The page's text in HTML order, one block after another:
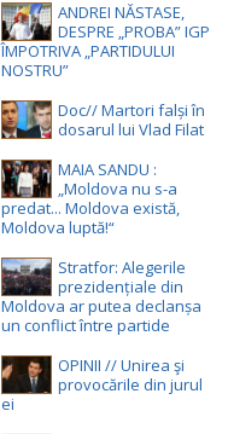
ANDREI NĂSTASE,
DESPRE „PROBA” IGP
ÎMPOTRIVA „PARTIDULUI
NOSTRU”
Doc// Martori falși în
dosarul lui Vlad Filat
MAIA SANDU :
„Moldova nu s-a
predat... Moldova există,
Moldova luptă!“
Stratfor: Alegerile
prezidențiale din
Moldova ar putea declanșa
un conflict între partide
OPINII // Unirea şi
provocările din jurul
ei